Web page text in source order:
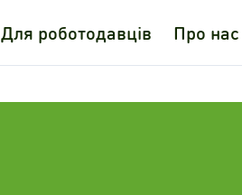
Для роботодавців Про нас